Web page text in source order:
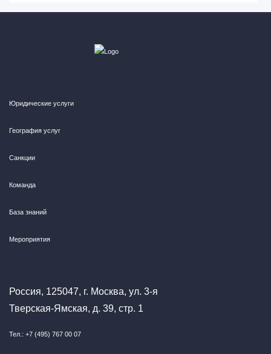
Юридические услуги
География услуг
Санкции
Команда
База знаний
Мероприятия
Россия, 125047, г. Москва, ул. 3-я
Тверская-Ямская, д. 39, стр. 1
Тел.: +7 (495) 767 00 07